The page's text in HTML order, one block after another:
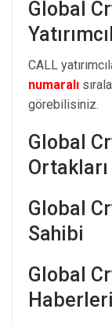
Global
CALL
numaralı
görebilisiniz.
Global
Ortakları
Global
Sahibi
Global
Haberleri